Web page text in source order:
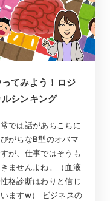
てみよう！ロジ
ルシンキング
では話があちこちに
がちなB型のオバマ
が、仕事ではそうも
ませんよね。（血液
格診断はわりと信じ
ますw） ビジネスの